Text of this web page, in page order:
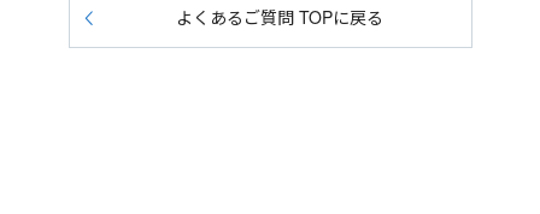
よくあるご質問 TOPに戻る